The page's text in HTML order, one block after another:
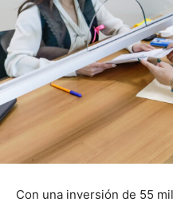
Con una inversión de 55